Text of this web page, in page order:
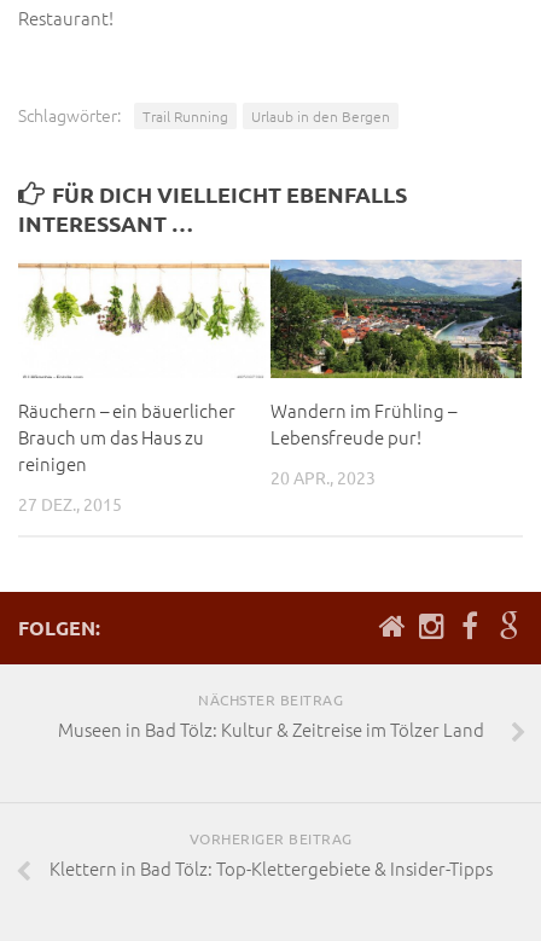
Restaurant!
Schlagwörter: Trail Running Urlaub in den Bergen
FÜR DICH VIELLEICHT EBENFALLS
INTERESSANT …
Räuchern – ein bäuerlicher
Brauch um das Haus zu
reinigen
27 DEZ., 2015
Wandern im Frühling –
Lebensfreude pur!
20 APR., 2023
FOLGEN:
NÄCHSTER BEITRAG
Museen in Bad Tölz: Kultur & Zeitreise im Tölzer Land
VORHERIGER BEITRAG
Klettern in Bad Tölz: Top-Klettergebiete & Insider-Tipps